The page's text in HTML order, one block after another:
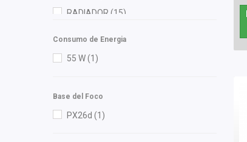
M Series(5)
Mann Filter
Meistersatz
Miller(1)
RADIADOR (15)
Consumo de Energia
55 W(1)
Base del Foco
PX26d (1)